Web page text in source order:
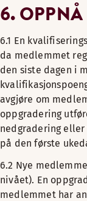
6.
6.1 En
da medlemmet
den siste dagen i
avgjøre om
oppgradering
nedgradering
på den første
6.2 Nye
nivået). En
medlemmet har